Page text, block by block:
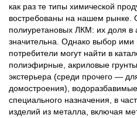
как раз те типы химической
востребованы на нашем рынке.
полиуретановых ЛКМ: их доля в
значительна. Однако выбор ими
потребители могут найти в
полиэфирные, акриловые
экстерьера (среди прочего —
домостроения),
специального назначения, в
изделий из металла, включая